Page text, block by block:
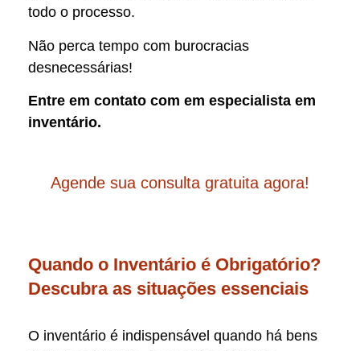
todo o processo.
Não perca tempo com burocracias
desnecessárias!
Entre em contato com em especialista em
inventário.
Agende sua consulta gratuita agora!
Quando o Inventário é Obrigatório?
Descubra as situações essenciais
O inventário é indispensável quando há bens